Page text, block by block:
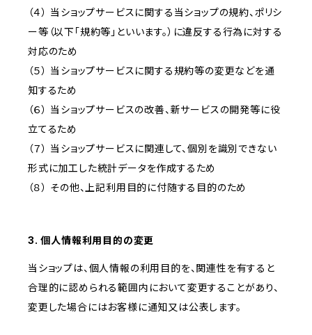
（４） 当ショップサービスに関する当ショップの規約、ポリシ
ー等（以下「規約等」といいます。）に違反する行為に対する
対応のため
（５） 当ショップサービスに関する規約等の変更などを通
知するため
（６） 当ショップサービスの改善、新サービスの開発等に役
立てるため
（７） 当ショップサービスに関連して、個別を識別できない
形式に加工した統計データを作成するため
（８） その他、上記利用目的に付随する目的のため
3. 個人情報利用目的の変更
当ショップは、個人情報の利用目的を、関連性を有すると
合理的に認められる範囲内において変更することがあり、
変更した場合にはお客様に通知又は公表します。